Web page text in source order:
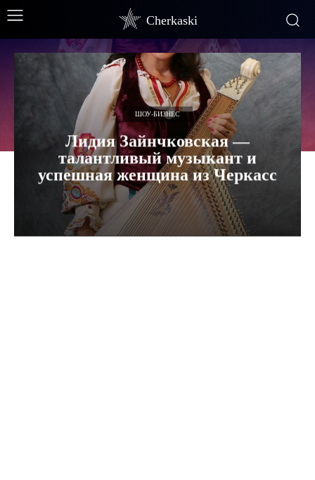
Cherkaski
ШОУ-БИЗНЕС
Лидия Зайнчковская —
талантливый музыкант и
успешная женщина из Черкасс